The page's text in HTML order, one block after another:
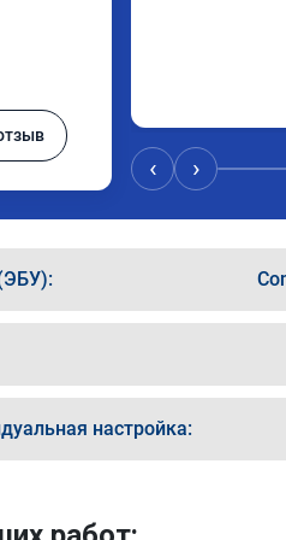
‹ ›
настройка: